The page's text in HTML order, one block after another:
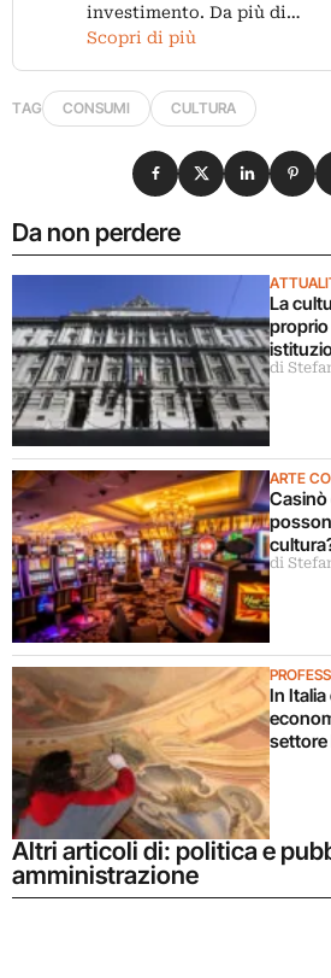
investimento. Da più di…
Scopri di più
TAG CONSUMI CULTURA
Da non perdere
La
proprio
di
ARTE
Casinò
di
In Italia
settore
Condividi su
Condividi su X
Condividi
Altri articoli di: politica e
amministrazione